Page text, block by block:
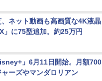
、ネット動画も高画質な4K液
」に75型追加。約25万円
」6月11日開始。月額
ャーズやマンダロリアン